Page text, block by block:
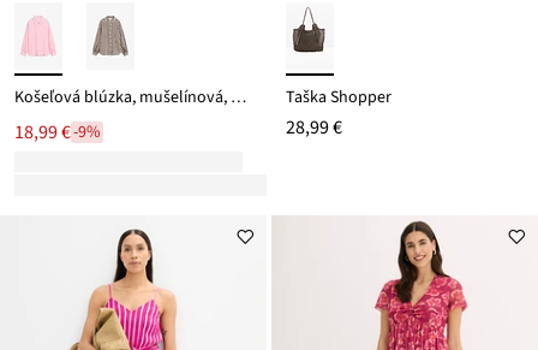
Košeľová blúzka, mušelínová, z čistej bavlny
18,99 €-9%
Taška Shopper
28,99 €